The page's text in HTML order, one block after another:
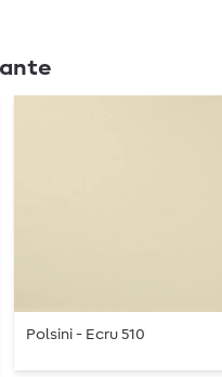
Polsini - Ecru 510